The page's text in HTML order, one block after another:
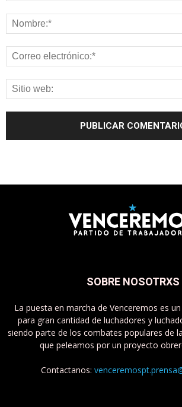
SOBRE NOSOTRXS
La puesta en marcha de Venceremos es
para gran cantidad de luchadores y
siendo parte de los combates populares de
que peleamos por un proyecto
Contactanos: